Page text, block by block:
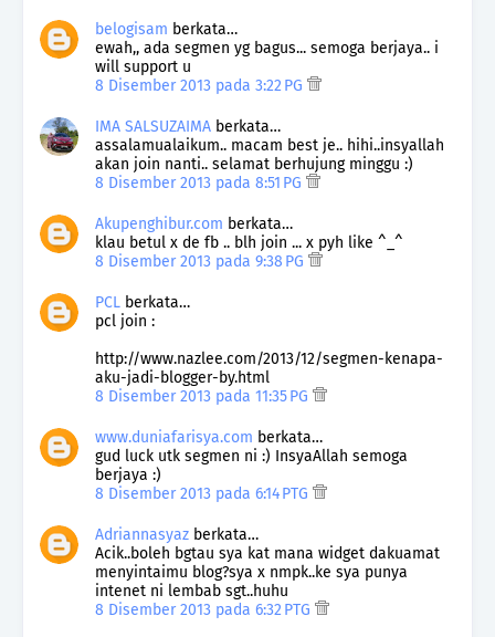
belogisam berkata…
ewah,, ada segmen yg bagus... semoga berjaya.. i
will support u
8 Disember 2013 pada 3:22 PG
IMA SALSUZAIMA berkata…
assalamualaikum.. macam best je.. hihi..insyallah
akan join nanti.. selamat berhujung minggu :)
8 Disember 2013 pada 8:51 PG
Akupenghibur.com berkata…
klau betul x de fb .. blh join ... x pyh like ^_^
8 Disember 2013 pada 9:38 PG
PCL berkata…
pcl join :
http://www.nazlee.com/2013/12/segmen-kenapa-
aku-jadi-blogger-by.html
8 Disember 2013 pada 11:35 PG
www.duniafarisya.com berkata…
gud luck utk segmen ni :) InsyaAllah semoga
berjaya :)
8 Disember 2013 pada 6:14 PTG
Adriannasyaz berkata…
Acik..boleh bgtau sya kat mana widget dakuamat
menyintaimu blog?sya x nmpk..ke sya punya
intenet ni lembab sgt..huhu
8 Disember 2013 pada 6:32 PTG